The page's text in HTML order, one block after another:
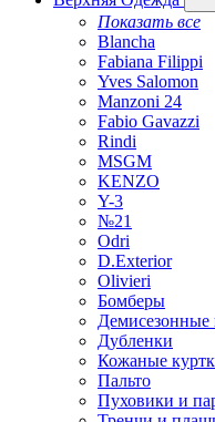
Показать все
Blancha
Fabiana Filippi
Yves Salomon
Manzoni 24
Fabio Gavazzi
Rindi
MSGM
KENZO
Y-3
№21
Odri
D.Exterior
Olivieri
Бомберы
Демисезонные
Дубленки
Кожаные
Пальто
Пуховики и